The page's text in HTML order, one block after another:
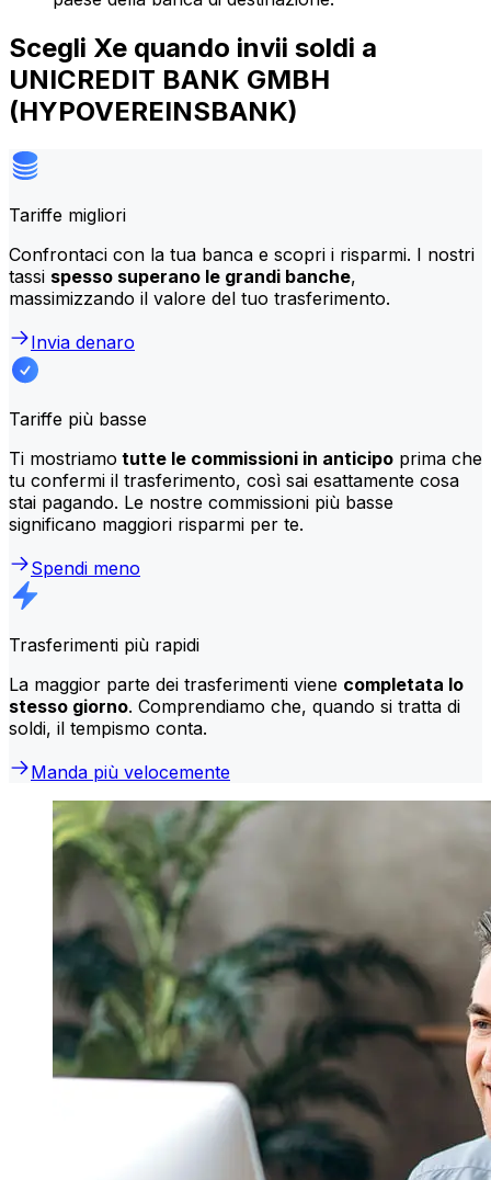
Scegli Xe quando invii soldi a
UNICREDIT BANK GMBH
(HYPOVEREINSBANK)
Tariffe migliori
Confrontaci con la tua banca e scopri i risparmi. I nostri
tassi spesso superano le grandi banche,
massimizzando il valore del tuo trasferimento.
Invia denaro
Tariffe più basse
Ti mostriamo tutte le commissioni in anticipo prima che
tu confermi il trasferimento, così sai esattamente cosa
stai pagando. Le nostre commissioni più basse
significano maggiori risparmi per te.
Spendi meno
Trasferimenti più rapidi
La maggior parte dei trasferimenti viene completata lo
stesso giorno. Comprendiamo che, quando si tratta di
soldi, il tempismo conta.
Manda più velocemente